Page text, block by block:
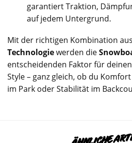
garantiert Traktion,
auf jedem Untergrund.
Mit der richtigen Kombination aus
Technologiewerden die
entscheidenden Faktor für
Style – ganz gleich, ob du
im Park oder Stabilität im